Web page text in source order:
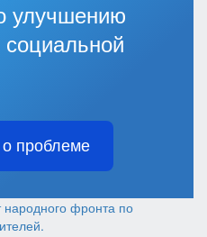
улучшению
социальной
проблеме